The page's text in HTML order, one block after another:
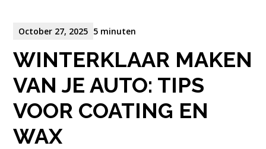
October 27, 2025 5 minuten
WINTERKLAAR MAKEN
VAN JE AUTO: TIPS
VOOR COATING EN
WAX